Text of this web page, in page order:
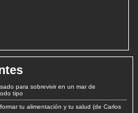
para sobrevivir en un mar de
tipo
tu alimentación y tu salud (de Carlos